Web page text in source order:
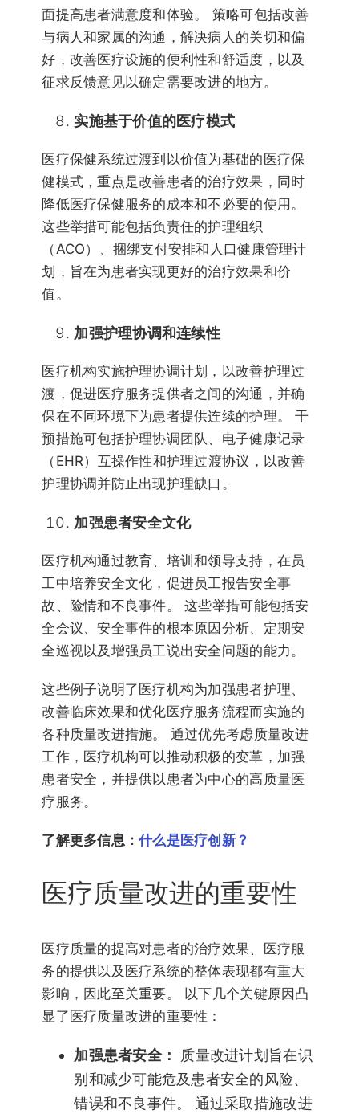
面提高患者满意度和体验。 策略可包括改善
与病人和家属的沟通，解决病人的关切和偏
好，改善医疗设施的便利性和舒适度，以及
征求反馈意见以确定需要改进的地方。
实施基于价值的医疗模式
医疗保健系统过渡到以价值为基础的医疗保
健模式，重点是改善患者的治疗效果，同时
降低医疗保健服务的成本和不必要的使用。
这些举措可能包括负责任的护理组织
（ACO）、捆绑支付安排和人口健康管理计
划，旨在为患者实现更好的治疗效果和价
值。
加强护理协调和连续性
医疗机构实施护理协调计划，以改善护理过
渡，促进医疗服务提供者之间的沟通，并确
保在不同环境下为患者提供连续的护理。 干
预措施可包括护理协调团队、电子健康记录
（EHR）互操作性和护理过渡协议，以改善
护理协调并防止出现护理缺口。
加强患者安全文化
医疗机构通过教育、培训和领导支持，在员
工中培养安全文化，促进员工报告安全事
故、险情和不良事件。 这些举措可能包括安
全会议、安全事件的根本原因分析、定期安
全巡视以及增强员工说出安全问题的能力。
这些例子说明了医疗机构为加强患者护理、
改善临床效果和优化医疗服务流程而实施的
各种质量改进措施。 通过优先考虑质量改进
工作，医疗机构可以推动积极的变革，加强
患者安全，并提供以患者为中心的高质量医
疗服务。
了解更多信息：什么是医疗创新？
医疗质量改进的重要性
医疗质量的提高对患者的治疗效果、医疗服
务的提供以及医疗系统的整体表现都有重大
影响，因此至关重要。 以下几个关键原因凸
显了医疗质量改进的重要性：
加强患者安全： 质量改进计划旨在识
别和减少可能危及患者安全的风险、
错误和不良事件。 通过采取措施改进